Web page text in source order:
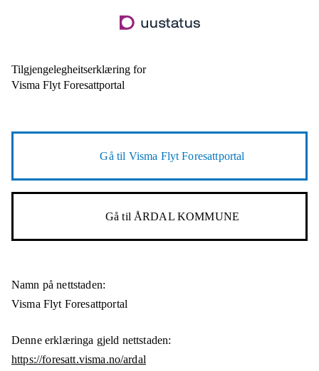
til
Tilgjengelegheitserklæring for
Visma Flyt Foresattportal
Gå til Visma Flyt Foresattportal
Gå tilÅRDAL KOMMUNE
Namn på nettstaden:
Visma Flyt Foresattportal
Denne erklæringa gjeld nettstaden:
https://foresatt.visma.no/ardal